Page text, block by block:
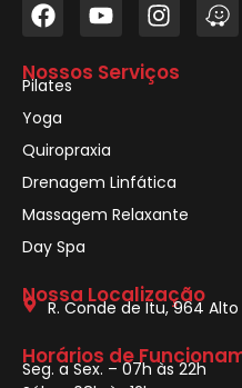
Nossos Serviços
Pilates
Yoga
Quiropraxia
Drenagem Linfática
Massagem Relaxante
Day Spa
Nossa Localização
R. Conde de Itu, 964
Horários de
Seg. a Sex. – 07h às 22h